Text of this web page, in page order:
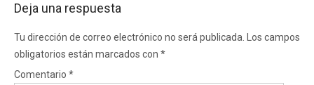
Deja una respuesta
Tu dirección de correo electrónico no será publicada.
Los campos
obligatorios están marcados con *
Comentario *